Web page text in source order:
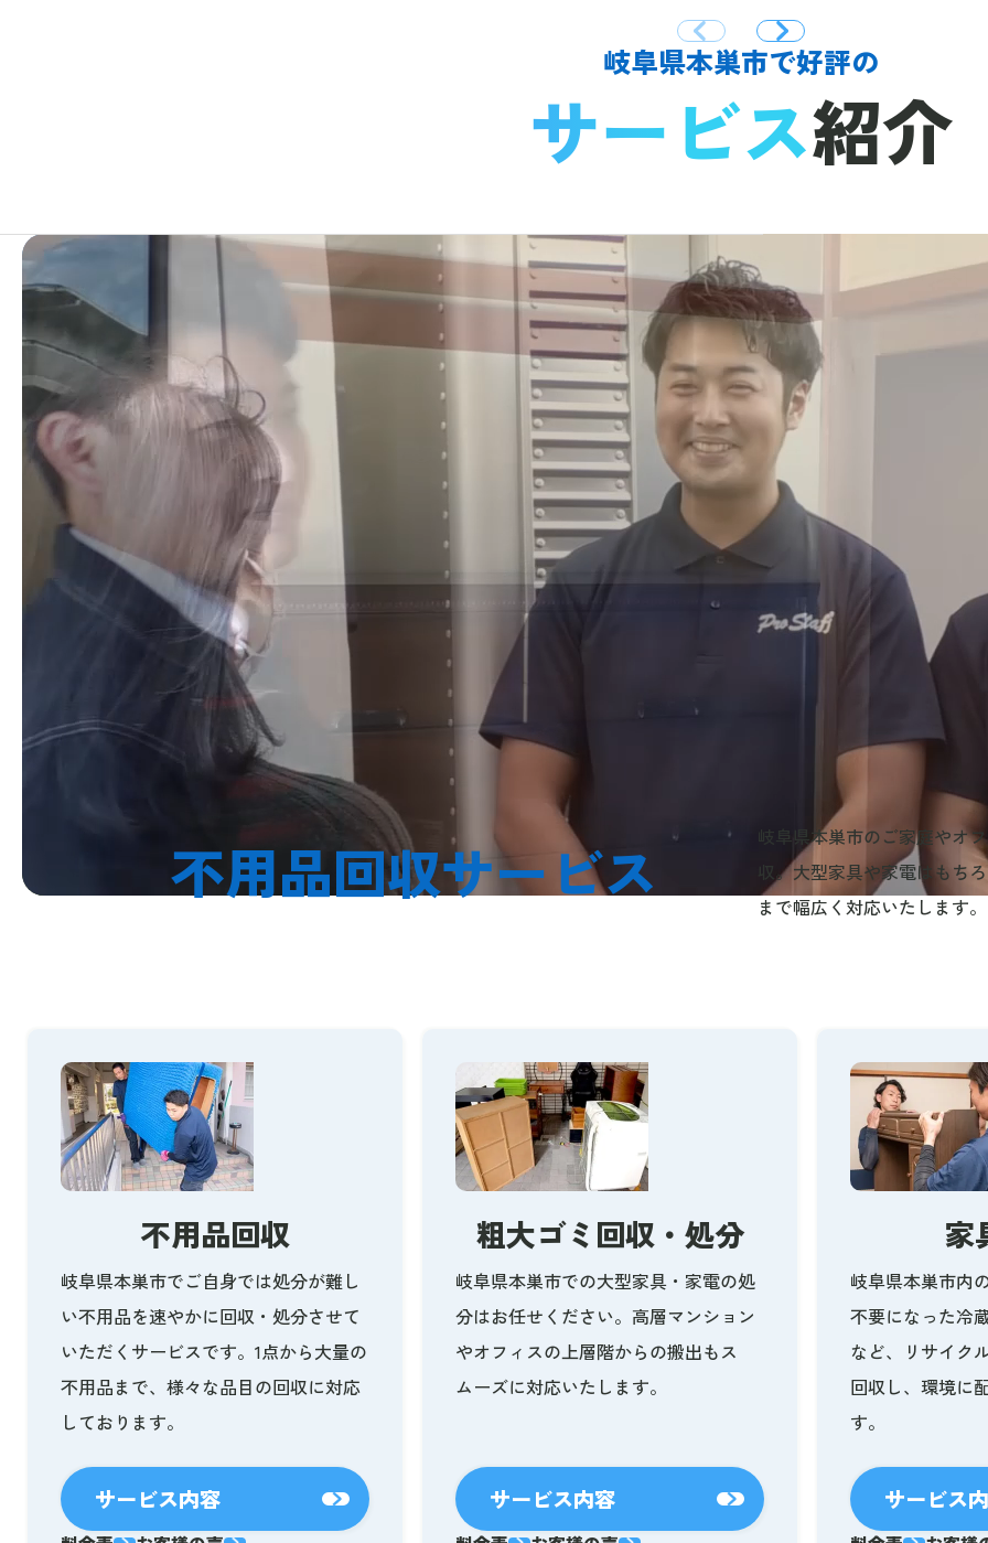
岐阜県本巣市で好評の
サービス紹介
不用品回収サービス
岐阜県本巣市のご家庭やオ
収。大型家具や家電はもち
まで幅広く対応いたします。
不用品回収
岐阜県本巣市でご自身では処分が難し
い不用品を速やかに回収・処分させて
いただくサービスです。1点から大量の
不用品まで、様々な品目の回収に対応
しております。
サービス内容
粗大ゴミ回収・処分
岐阜県本巣市での大型家具・家電の処
分はお任せください。高層マンション
やオフィスの上層階からの搬出もス
ムーズに対応いたします。
サービス内容
家
岐阜県本巣市内
不要になった冷
など、リサイク
回収し、環境に
す。
サービス